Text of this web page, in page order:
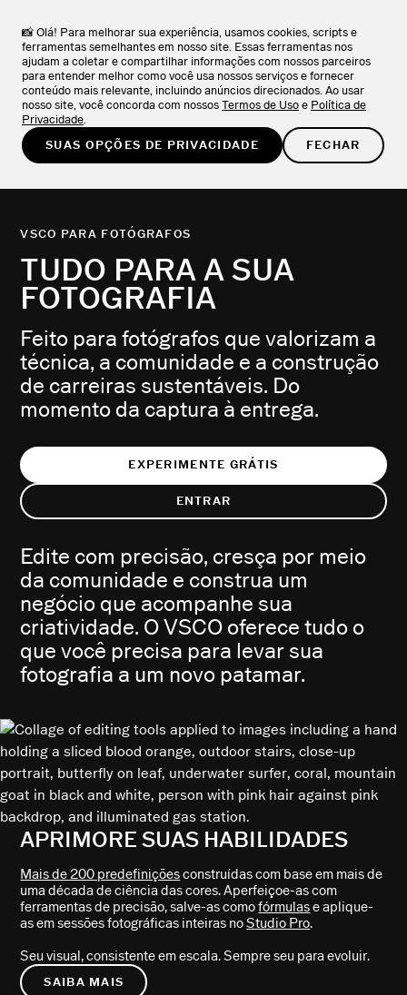
📸 Olá! Para melhorar sua experiência, usamos cookies, scripts e
ferramentas semelhantes em nosso site. Essas ferramentas nos
ajudam a coletar e compartilhar informações com nossos parceiros
para entender melhor como você usa nossos serviços e fornecer
conteúdo mais relevante, incluindo anúncios direcionados. Ao usar
nosso site, você concorda com nossos Termos de Uso e Política de
Privacidade.
SUAS OPÇÕES DE PRIVACIDADE
FECHAR
Explore a coleção de aplicativos VSCO.
EXPERIMENTE GRÁTIS
VSCO PARA FOTÓGRAFOS
TUDO PARA A SUA
FOTOGRAFIA
Feito para fotógrafos que valorizam a
técnica, a comunidade e a construção
de carreiras sustentáveis. Do
momento da captura à entrega.
EXPERIMENTE GRÁTIS
ENTRAR
Edite com precisão, cresça por meio
da comunidade e construa um
negócio que acompanhe sua
criatividade. O VSCO oferece tudo o
que você precisa para levar sua
fotografia a um novo patamar.
APRIMORE SUAS HABILIDADES
Mais de 200 predefiniçõesconstruídas com base em mais de
uma década de ciência das cores. Aperfeiçoe-as com
ferramentas de precisão, salve-as comofórmulase aplique-
as em sessões fotográficas inteiras noStudio Pro.
Seu visual, consistente em escala. Sempre seu para evoluir.
SAIBA MAIS